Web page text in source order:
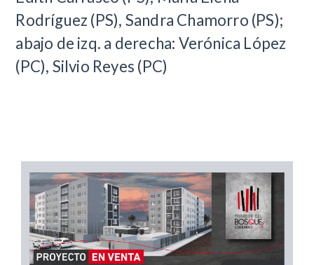
Rodríguez (PS), Sandra Chamorro (PS);
abajo de izq. a derecha: Verónica López
(PC), Silvio Reyes (PC)